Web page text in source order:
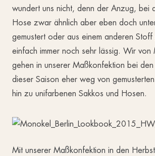
wundert uns nicht, denn der Anzug, bei
Hose zwar ähnlich aber eben doch
gemustert oder aus einem anderen
einfach immer noch sehr lässig. Wir von
gehen in unserer Maßkonfektion bei den
dieser Saison eher weg von
hin zu unifarbenen Sakkos und Hosen.
Mit unserer Maßkonfektion in den Herbst